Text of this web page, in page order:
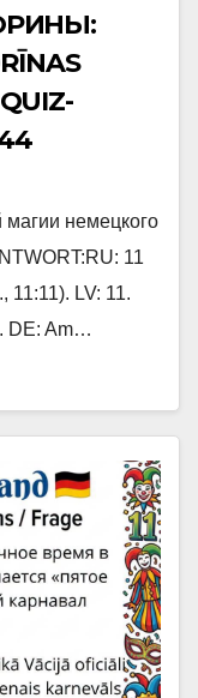
немецкого
11
11:11). LV: 11.
DE: Am…